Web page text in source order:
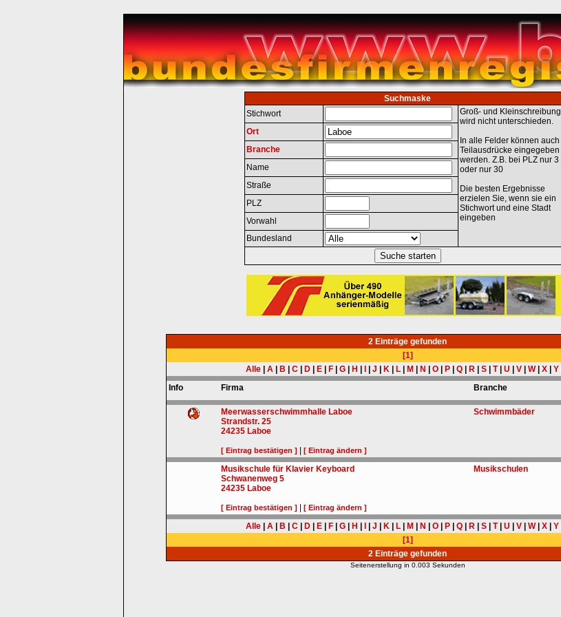
Suchmaske
Stichwort
Groß- und Kleinschreibung
wird nicht unterschieden.
In alle Felder können auch
Teilausdrücke eingegeben
werden. Z.B. bei PLZ nur 3
oder nur 30
Die besten Ergebnisse
erzielen Sie, wenn sie ein
Stichwort und eine Stadt
eingeben
Ort
Branche
Name
Straße
PLZ
Vorwahl
Bundesland
2 Einträge gefunden
[1]
Alle| A| B C| D| E| F| G| H J K| L| M N O| P| Q| R| S| T| U V| W| X| Y|
Info
Firma Branche
Meerwasserschwimmhalle Laboe
Strandstr. 25
24235 Laboe
[ Eintrag bestätigen ] [ Eintrag ändern ]
Schwimmbäder
Musikschule für Klavier Keyboard
Schwanenweg 5
24235 Laboe
[ Eintrag bestätigen ] [ Eintrag ändern ]
Musikschulen
Alle| A| B C| D| E| F| G| H J K| L| M N O| P| Q| R| S| T| U V| W| X| Y|
[1]
2 Einträge gefunden
Seitenerstellung in 0.003 Sekunden